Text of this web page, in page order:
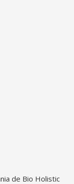
de Bio Holistic